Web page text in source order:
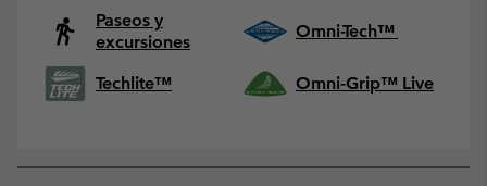
Paseos y
excursiones
Omni-Tech™
Techlite™ Omni-Grip™ Live